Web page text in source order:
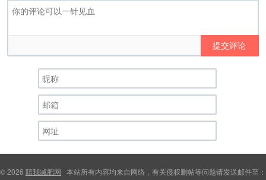
提交评论
© 2026 陪我减肥网 本站所有内容均来自网络，有关侵权删帖等问题请发送邮件至：